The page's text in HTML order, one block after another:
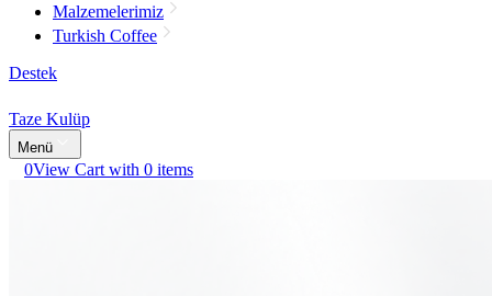
Malzemelerimiz
Turkish Coffee
Destek
Taze Kulüp
Menü
0View Cart with 0 items